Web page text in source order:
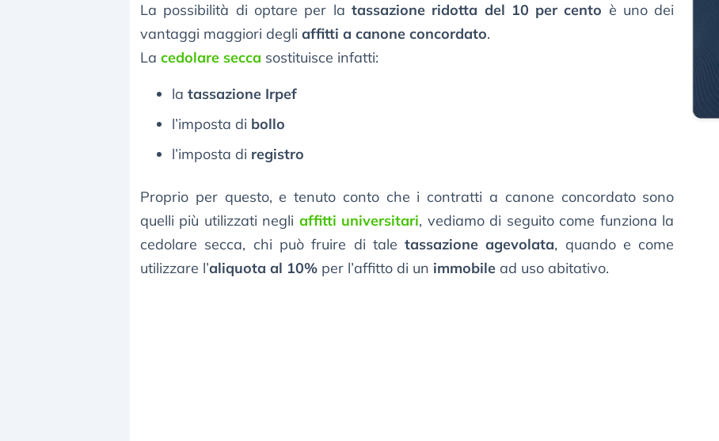
La possibilità di optare per la tassazione ridotta del 10 per cento è uno dei
vantaggi maggiori degli affitti a canone concordato.
La cedolare secca sostituisce infatti:
la tassazione Irpef
l’imposta di bollo
l’imposta di registro
Proprio per questo, e tenuto conto che i contratti a canone concordato sono
quelli più utilizzati negli affitti universitari, vediamo di seguito come funziona la
cedolare secca, chi può fruire di taletassazione agevolata, quando e come
utilizzare l’aliquota al 10% per l’affitto di un immobile ad uso abitativo.